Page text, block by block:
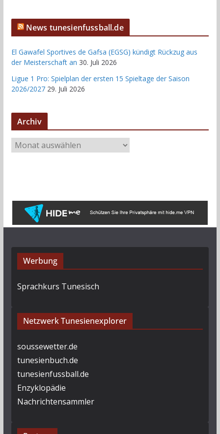
News tunesienfussball.de
El Gawafel Sportives de Gafsa (EGSG) kündigt Rückzug aus
der Meisterschaft an 30. Juli 2026
Ligue 1 Pro: Spielplan der ersten 15 Spieltage der Saison
2026/2027 29. Juli 2026
Archiv
r
Werbung
Sprachkurs Tunesisch
Netzwerk Tunesienexplorer
soussewetter.de
tunesienbuch.de
tunesienfussball.de
Enzyklopädie
Nachrichtensammler